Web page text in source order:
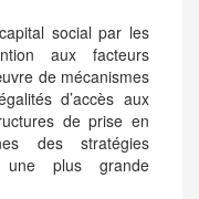
social par les
aux facteurs
de mécanismes
d’accès aux
de prise en
des stratégies
une plus grande